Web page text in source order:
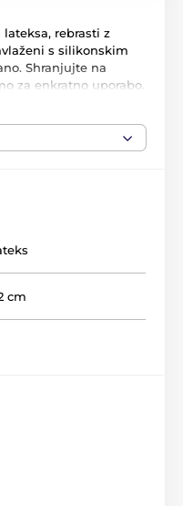
lateksa, rebrasti z
s silikonskim
Shranjujte na
za enkratno uporabo.
cm